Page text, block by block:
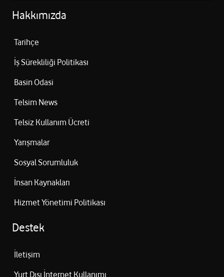
Hakkımızda
Tarihçe
İş Sürekliliği Politikası
Basin Odasi
Telsim News
Telsiz Kullanım Ücreti
Yarışmalar
Sosyal Sorumluluk
İnsan Kaynakları
Hizmet Yönetimi Politikası
Destek
İletişim
Yurt Dışı İnternet Kullanımı